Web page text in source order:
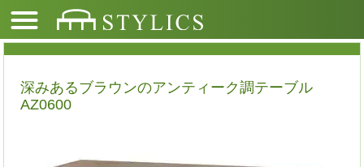
深みあるブラウンのアンティーク調テーブル
AZ0600